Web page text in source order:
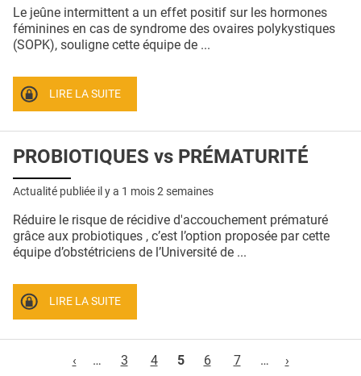
Le jeûne intermittent a un effet positif sur les hormones
féminines en cas de syndrome des ovaires polykystiques
(SOPK), souligne cette équipe de ...
LIRE LA SUITE
PROBIOTIQUES vs PRÉMATURITÉ
Actualité publiée il y a 1 mois 2 semaines
Réduire le risque de récidive d'accouchement prématuré
grâce aux probiotiques , c’est l’option proposée par cette
équipe d’obstétriciens de l’Université de ...
LIRE LA SUITE
‹
… 3 4 5 6 7 … ›